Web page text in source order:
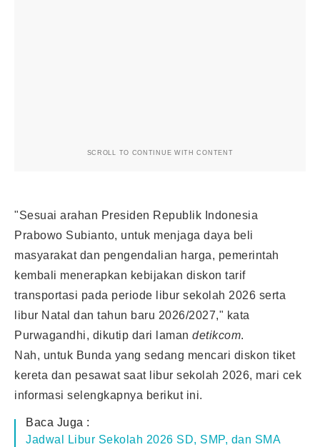
SCROLL TO CONTINUE WITH CONTENT
"Sesuai arahan Presiden Republik Indonesia
Prabowo Subianto, untuk menjaga daya beli
masyarakat dan pengendalian harga, pemerintah
kembali menerapkan kebijakan diskon tarif
transportasi pada periode libur sekolah 2026 serta
libur Natal dan tahun baru 2026/2027," kata
Purwagandhi, dikutip dari laman detikcom.
Nah, untuk Bunda yang sedang mencari diskon tiket
kereta dan pesawat saat libur sekolah 2026, mari cek
informasi selengkapnya berikut ini.
Baca Juga :
Jadwal Libur Sekolah 2026 SD, SMP, dan SMA